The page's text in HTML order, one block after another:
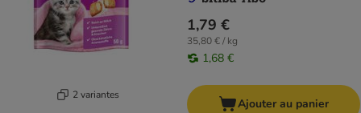
2 variantes
1,79 €
35,80 € / kg
1,68 €
Ajouter au panier